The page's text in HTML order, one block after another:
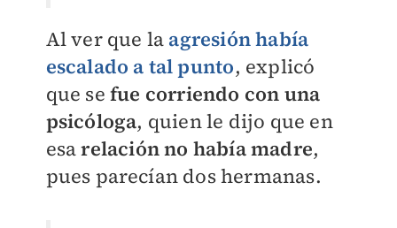
Al ver que la agresión había
escalado a tal punto, explicó
que se fue corriendo con una
psicóloga, quien le dijo que en
esarelación no había madre,
pues parecían dos hermanas.